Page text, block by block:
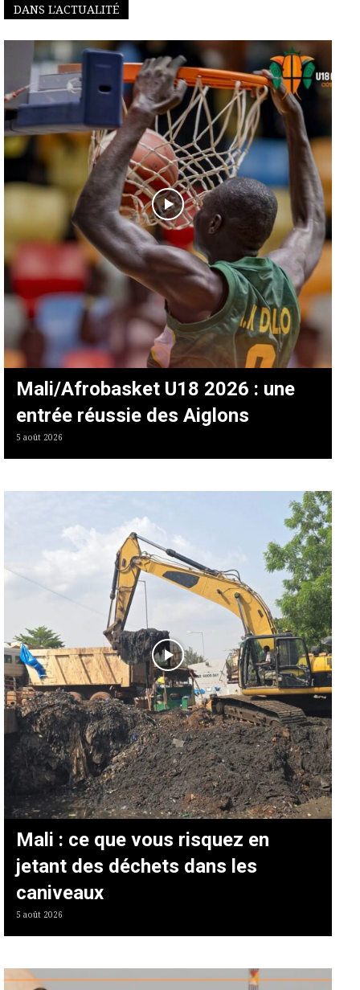
DANS L'ACTUALITÉ
Mali/Afrobasket U18 2026 : une
entrée réussie des Aiglons
5 août 2026
Mali : ce que vous risquez en
jetant des déchets dans les
caniveaux
5 août 2026